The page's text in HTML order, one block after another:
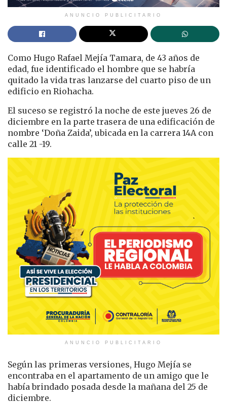
ANUNCIO PUBLICITARIO
Como Hugo Rafael Mejía Tamara, de 43 años de
edad, fue identificado el hombre que se habría
quitado la vida tras lanzarse del cuarto piso de un
edificio en Riohacha.
El suceso se registró la noche de este jueves 26 de
diciembre en la parte trasera de una edificación de
nombre ‘Doña Zaida’, ubicada en la carrera 14A con
calle 21 -19.
ANUNCIO PUBLICITARIO
Según las primeras versiones, Hugo Mejía se
encontraba en el apartamento de un amigo que le
había brindado posada desde la mañana del 25 de
diciembre.